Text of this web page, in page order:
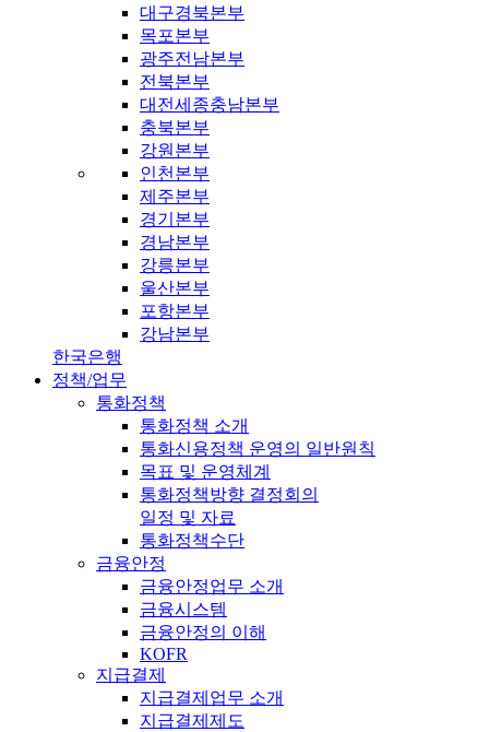
대구경북본부
목포본부
광주전남본부
전북본부
대전세종충남본부
충북본부
강원본부
인천본부
제주본부
경기본부
경남본부
강릉본부
울산본부
포항본부
강남본부
한국은행
정책/업무
통화정책
통화정책 소개
통화신용정책 운영의 일반원칙
목표 및 운영체계
통화정책방향 결정회의
일정 및 자료
통화정책수단
금융안정
금융안정업무 소개
금융시스템
금융안정의 이해
KOFR
지급결제
지급결제업무 소개
지급결제제도